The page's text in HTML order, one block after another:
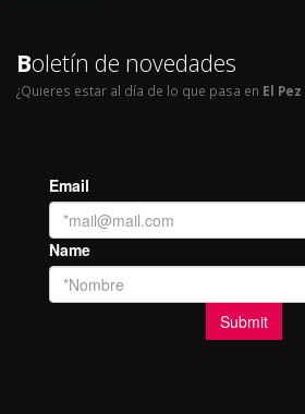
Boletín de novedades
¿Quieres estar al día de lo que pasa en El